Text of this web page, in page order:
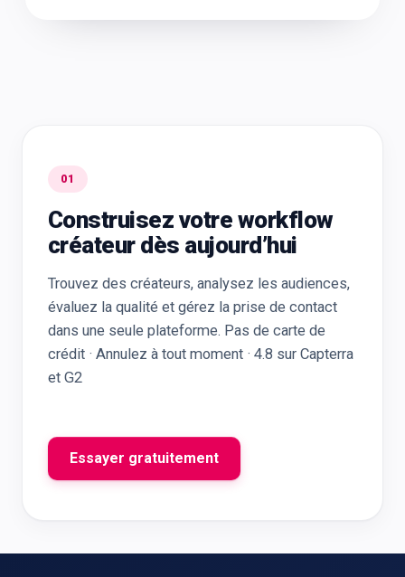
01
Construisez votre workflow
créateur dès aujourd’hui
Trouvez des créateurs, analysez les audiences,
évaluez la qualité et gérez la prise de contact
dans une seule plateforme. Pas de carte de
crédit · Annulez à tout moment · 4.8 sur Capterra
et G2
Essayer gratuitement